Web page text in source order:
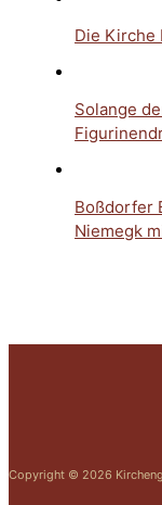
Die Kirche
Solange
Boßdorfer
Niemegk
Copyright © 2026